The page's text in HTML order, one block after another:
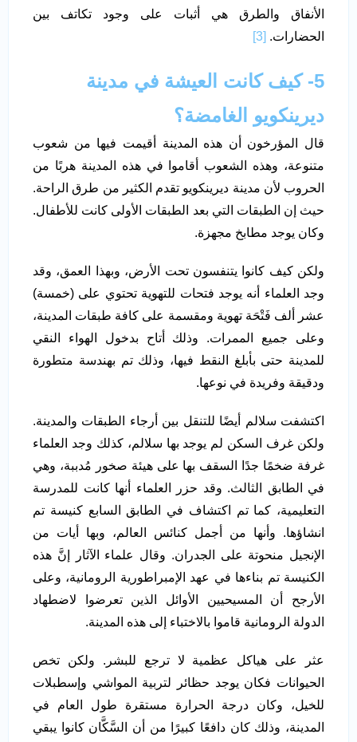
الأنفاق والطرق هي أثبات على وجود تكاتف بين
الحضارات. [3]
5- كيف كانت العيشة في مدينة
ديرينكويو الغامضة؟
قال المؤرخون أن هذه المدينة أقيمت فيها من شعوب
متنوعة، وهذه الشعوب أقاموا في هذه المدينة هربًا من
الحروب لأن مدينة ديرينكويو تقدم الكثير من طرق الراحة.
حيث إن الطبقات التي بعد الطبقات الأولى كانت للأطفال.
وكان يوجد مطابخ مجهزة.
ولكن كيف كانوا يتنفسون تحت الأرض، وبهذا العمق، وقد
وجد العلماء أنه يوجد فتحات للتهوية تحتوي على (خمسة)
عشر ألف فَتْحَة تهوية ومقسمة على كافة طبقات المدينة،
وعلى جميع الممرات. وذلك أتاح بدخول الهواء النقي
للمدينة حتى بأبلغ النقط فيها، وذلك تم بهندسة متطورة
ودقيقة وفريدة في نوعها.
اكتشفت سلالم أيضًا للتنقل بين أرجاء الطبقات والمدينة.
ولكن غرف السكن لم يوجد بها سلالم، كذلك وجد العلماء
غرفة ضخمًا جدًا السقف بها على هيئة صخور مُدببة، وهي
في الطابق الثالث. وقد حزر العلماء أنها كانت للمدرسة
التعليمية، كما تم اكتشاف في الطابق السابع كنيسة تم
انشاؤها. وأنها من أجمل كنائس العالم، وبها أيات من
الإنجيل منحوتة على الجدران. وقال علماء الآثار إنَّ هذه
الكنيسة تم بناءها في عهد الإمبراطورية الرومانية، وعلى
الأرجح أن المسيحيين الأوائل الذين تعرضوا لاضطهاد
الدولة الرومانية قاموا بالاختباء إلى هذه المدينة.
عثر على هياكل عظمية لا ترجع للبشر. ولكن تخص
الحيوانات فكان يوجد حظائر لتربية المواشي وإسطبلات
للخيل، وكان درجة الحرارة مستقرة طول العام في
المدينة، وذلك كان دافعًا كبيرًا من أن السَّكَّان كانوا يبقي